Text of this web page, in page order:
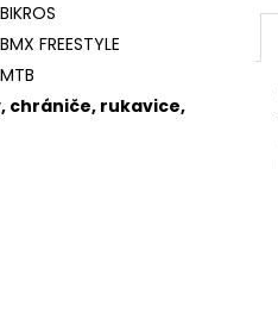
FREESTYLE
chrániče, rukavice,